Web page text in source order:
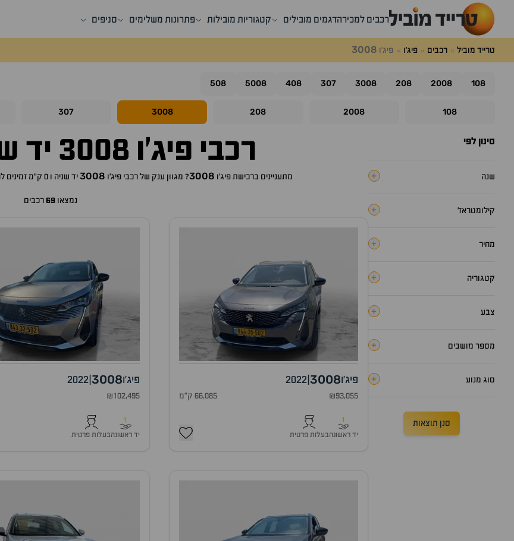
רכבים למכירהדגמים מובילים קטגוריות מובילות פתרונות משלימים סניפים
טרייד מוביל רכבים פיג'ו פיג'ו 3008
108
2008
208
3008
307
408
5008
508
108
2008
208
3008
307
סינון לפי
שנה +
קילומטראז׳ +
מחיר +
קטגוריה +
צבע +
מספר מושבים +
סוג מנוע +
סנן תוצאות
רכבי פיג'ו 3008 יד שנייה למכירה
מתעניינים ברכישתפיג'ו 3008? מגוון ענק של רכבי פיג'ו 3008יד שניה ו 0 ק"מ זמינים לרכישה באתר, לכם רק נותר לבחור את ה
נמצאו 69רכבים
פיג'ו3008
|
2022
₪93,055 66,085 ק"מ
1
יד ראשונהבעלות פרטית
פיג'ו3008
2022
₪102,495
1
יד ראשונהבעלות פרטית